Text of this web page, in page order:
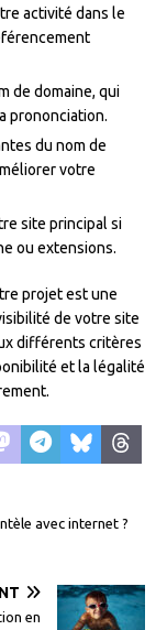
activité dans le
de domaine, qui
prononciation.
du nom de
votre
site principal si
ou extensions.
projet est une
de votre site
différents critères
et la légalité
avec internet ?
en